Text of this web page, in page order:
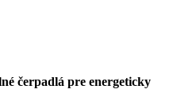
čerpadlá pre energeticky